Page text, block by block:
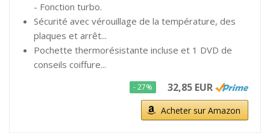
- Fonction turbo.
Sécurité avec vérouillage de la température, des
plaques et arrêt...
Pochette thermorésistante incluse et 1 DVD de
conseils coiffure...
- 27% 32,85 EUR
Acheter sur Amazon